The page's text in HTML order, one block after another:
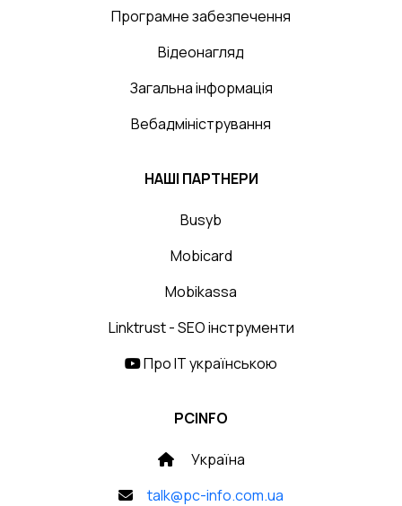
Програмне забезпечення
Відеонагляд
Загальна інформація
Вебадміністрування
НАШІ ПАРТНЕРИ
Busyb
Mobicard
Mobikassa
Linktrust - SEO інструменти
Про IT українською
PCINFO
Україна
talk@pc-info.com.ua